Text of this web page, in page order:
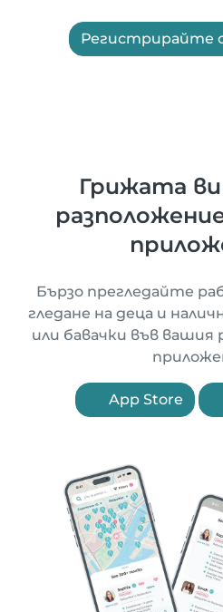
Регистрирайте
Грижата
Бързо прегледайте
гледане на деца и
или бавачки във
App Store